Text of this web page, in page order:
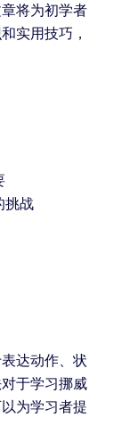
将为初学者
实用技巧，
挑战
达动作、状
于学习挪威
为学习者提